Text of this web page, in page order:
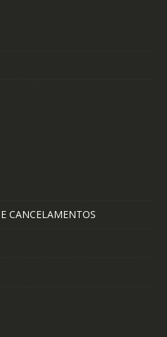
CANCELAMENTOS